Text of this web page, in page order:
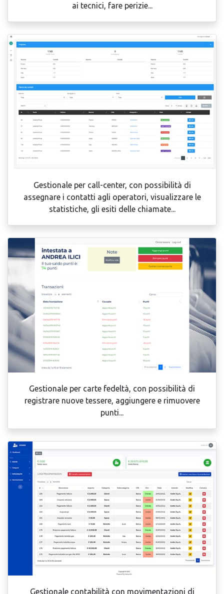
ai tecnici, fare perizie...
Gestionale per call-center, con possibilità di
assegnare i contatti agli operatori, visualizzare le
statistiche, gli esiti delle chiamate...
Gestionale per carte fedeltà, con possibilità di
registrare nuove tessere, aggiungere e rimuovere
punti...
Gestionale contabilità con movimentazioni di